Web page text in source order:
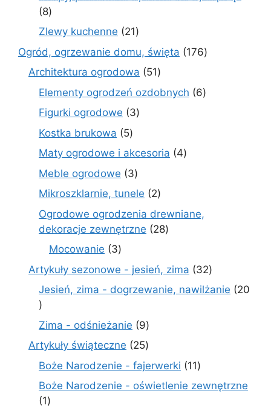
88
produktów
Zlewy kuchenne 2121
produktów
Ogród, ogrzewanie domu, święta 176176
Architektura ogrodowa 5151
produktów
Elementy ogrodzeń ozdobnych 66
Figurki ogrodowe 33
Kostka brukowa 55
produktów
Maty ogrodowe i akcesoria 44
Meble ogrodowe 33
produkty
Mikroszklarnie, tunele 22
produkty
Ogrodowe ogrodzenia drewniane,
dekoracje zewnętrzne
2828
Mocowanie 33
produkty
Artykuły sezonowe - jesień, zima 3232
produkty
Jesień, zima - dogrzewanie, nawilżanie
20
20
produktów
Zima - odśnieżanie 99
produktów
Artykuły świąteczne 2525
produktów
Boże Narodzenie - fajerwerki 1111
produktów
Boże Narodzenie - oświetlenie zewnętrzne
11